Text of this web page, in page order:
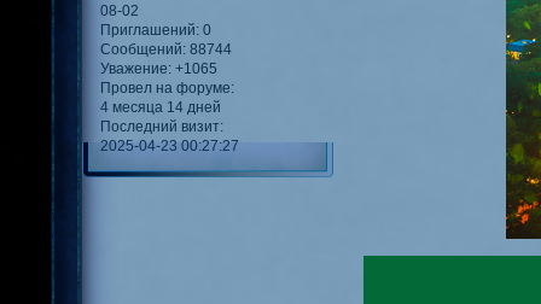
08-02
Приглашений: 0
Сообщений: 88744
Уважение: +1065
Провел на форуме:
4 месяца 14 дней
Последний визит:
2025-04-23 00:27:27